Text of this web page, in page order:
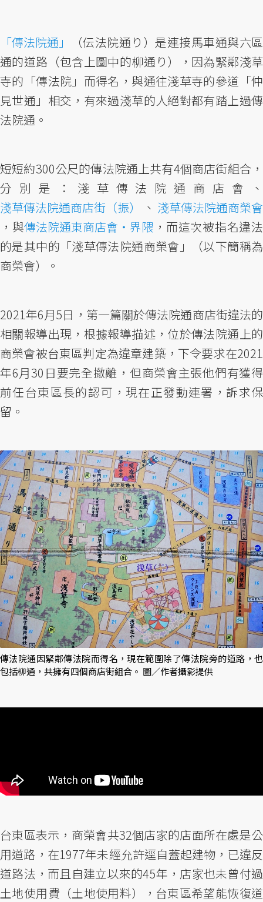
「傳法院通」
（伝法院通り）是連接馬車通與六區
通的道路（包含上圖中的柳通り），因為緊鄰淺草
寺的「傳法院」而得名，與通往淺草寺的參道「仲
見世通」相交，有來過淺草的人絕對都有踏上過傳
法院通。
短短約300公尺的傳法院通上共有4個商店街組合，
分別是：淺草傳法院通商店會、
淺草傳法院通商店街（振）
、 淺草傳法院通商榮會
，與傳法院通東商店會・界隈 ，而這次被指名違法
的是其中的「淺草傳法院通商榮會」（以下簡稱為
商榮會）。
2021年6月5日，第一篇關於傳法院通商店街違法的
相關報導出現，根據報導描述，位於傳法院通上的
商榮會被台東區判定為違章建築，下令要求在2021
年6月30日要完全撤離，但商榮會主張他們有獲得
前任台東區長的認可，現在正發動連署，訴求保
留。
傳法院通因緊鄰傳法院而得名，現在範圍除了傳法院旁的道路，也
包括柳通，共擁有四個商店街組合。 圖／作者攝影提供
台東區表示，商榮會共32個店家的店面所在處是公
用道路，在1977年未經允許逕自蓋起建物，已違反
道路法，而且自建立以來的45年，店家也未曾付過
土地使用費（土地使用料），台東區希望能恢復道